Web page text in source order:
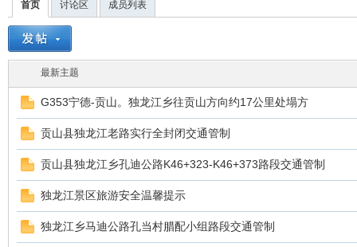
首页 讨论区 成员列表
最新主题
G353宁德-贡山。独龙江乡往贡山方向约17公里处塌方
贡山县独龙江老路实行全封闭交通管制
贡山县独龙江乡孔迪公路K46+323-K46+373路段交通管制
独龙江景区旅游安全温馨提示
独龙江乡马迪公路孔当村腊配小组路段交通管制